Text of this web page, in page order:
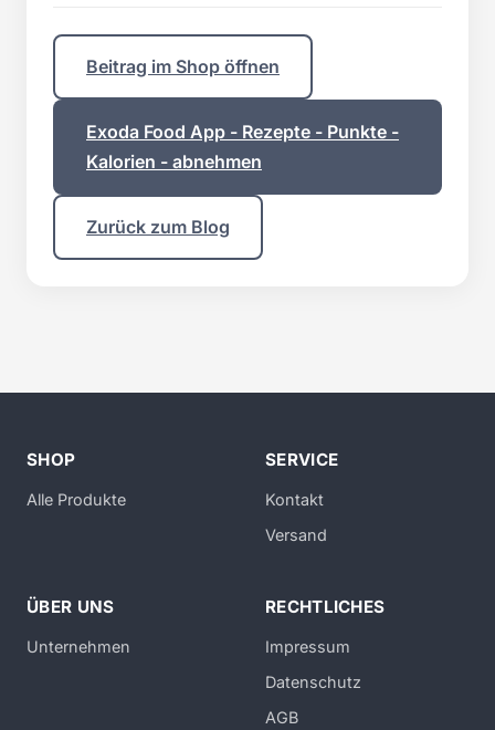
Beitrag im Shop öffnen
Exoda Food App - Rezepte - Punkte -
Kalorien - abnehmen
Zurück zum Blog
SHOP
Alle Produkte
SERVICE
Kontakt
Versand
ÜBER UNS
Unternehmen
RECHTLICHES
Impressum
Datenschutz
AGB